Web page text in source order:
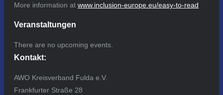
More information at www.inclusion-europe.eu/easy-to-read
Veranstaltungen
There are no upcoming events.
Kontakt:
AWO Kreisverband Fulda e.V.
Frankfurter Straße 28